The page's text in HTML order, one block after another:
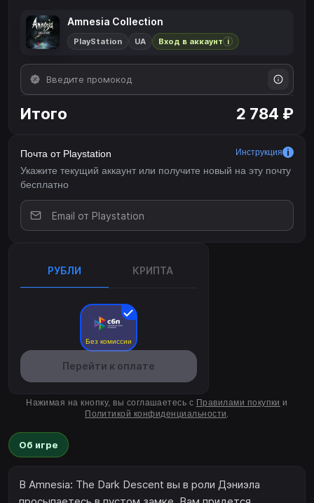
Amnesia Collection
PlayStation UA Вход в аккаунт i
Итого 2 784 ₽
Почта от Playstation
Укажите текущий аккаунт или получите новый на эту почту
бесплатно
Инструкция
РУБЛИ КРИПТА
Без комиссии
Перейти к оплате
Нажимая на кнопку, вы соглашаетесь с Правилами покупки и
Политикой конфиденциальности.
Об игре
В Amnesia: The Dark Descent вы в роли Дэниэла